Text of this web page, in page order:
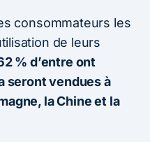
consommateurs les
de leurs
% d’entre ont
seront vendues à
la Chine et la